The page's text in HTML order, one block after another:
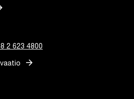
2 623 4800
arrow_forward